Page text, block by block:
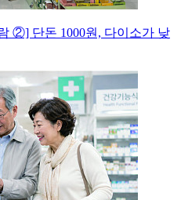
②] 단돈 1000원, 다이소가 낮